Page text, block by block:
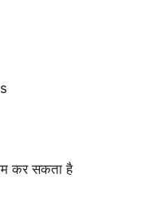
कर सकता है